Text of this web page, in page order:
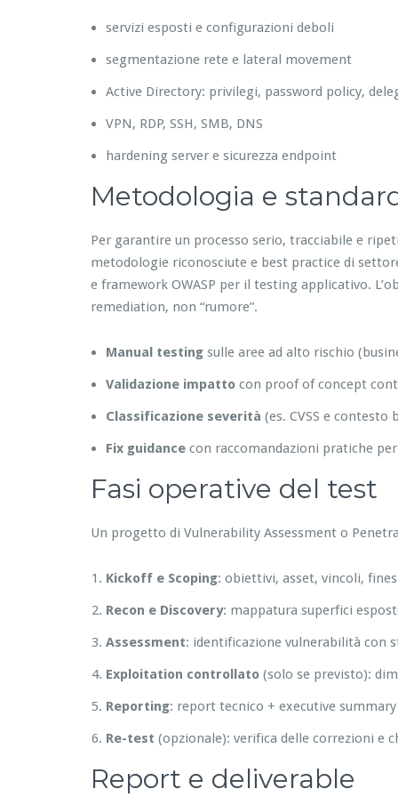
servizi esposti e configurazioni deboli
segmentazione rete e lateral movement
Active Directory: privilegi, password policy,
VPN, RDP, SSH, SMB, DNS
hardening server e sicurezza endpoint
Metodologia e
Per garantire un processo serio, tracciabile e
metodologie riconosciute e best practice di
e framework OWASP per il testing applicativo.
remediation, non “rumore”.
Manual testing sulle aree ad alto rischio
Validazione impatto con proof of concept
Classificazione severità (es. CVSS e contesto
Fix guidance con raccomandazioni pratiche
Fasi operative del test
Un progetto di Vulnerability Assessment o
Kickoff e Scoping: obiettivi, asset, vincoli,
Recon e Discovery: mappatura superfici
Assessment: identificazione vulnerabilità con
Exploitation controllato (solo se previsto):
Reporting: report tecnico + executive
Re-test (opzionale): verifica delle correzioni e
Report e deliverable